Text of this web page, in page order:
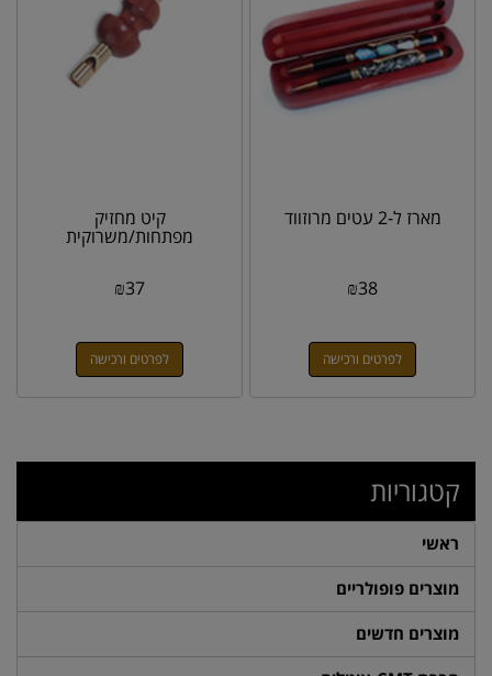
מארז ל-2 עטים מרוזווד
₪38
לפרטים ורכישה
קיט מחזיק
מפתחות/משרוקית
₪37
לפרטים ורכישה
קטגוריות
ראשי
מוצרים פופולריים
מוצרים חדשים